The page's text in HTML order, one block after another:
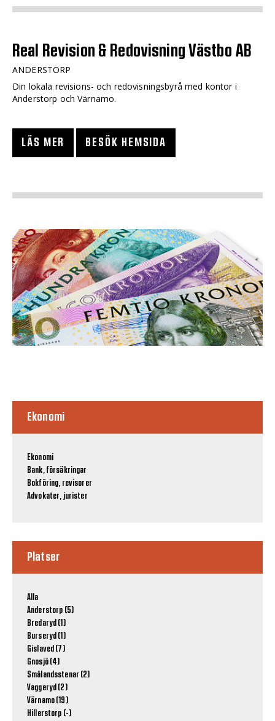
Real Revision & Redovisning Västbo AB
ANDERSTORP
Din lokala revisions- och redovisningsbyrå med kontor i
Anderstorp och Värnamo.
LÄS MER BESÖK HEMSIDA
Ekonomi
Ekonomi
Bank, försäkringar
Bokföring, revisorer
Advokater, jurister
Platser
Alla
Anderstorp (5)
Bredaryd (1)
Burseryd (1)
Gislaved (7)
Gnosjö (4)
Smålandsstenar (2)
Vaggeryd (2)
Värnamo (19)
Hillerstorp (-)